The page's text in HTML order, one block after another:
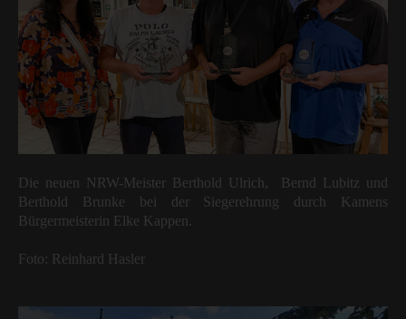
Die neuen NRW-Meister Berthold Ulrich, Bernd Lubitz und
Berthold Brunke bei der Siegerehrung durch Kamens
Bürgermeisterin Elke Kappen.
Foto: Reinhard Hasler